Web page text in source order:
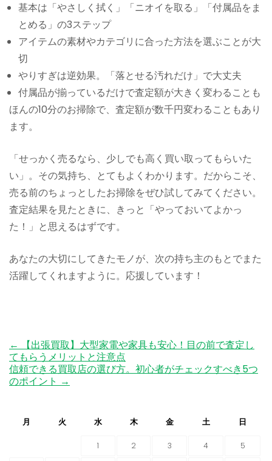
基本は「やさしく拭く」「ニオイを取る」「付属品をま
とめる」の3ステップ
アイテムの素材やカテゴリに合った方法を選ぶことが大
切
やりすぎは逆効果。「落とせる汚れだけ」で大丈夫
付属品が揃っているだけで査定額が大きく変わることも
ほんの10分のお掃除で、査定額が数千円変わることもあり
ます。
「せっかく売るなら、少しでも高く買い取ってもらいた
い」。その気持ち、とてもよくわかります。だからこそ、
売る前のちょっとしたお掃除をぜひ試してみてください。
査定結果を見たときに、きっと「やっておいてよかっ
た！」と思えるはずです。
あなたの大切にしてきたモノが、次の持ち主のもとでまた
活躍してくれますように。応援しています！
Post
navigation
←
【出張買取】大型家電や家具も安心！目の前で査定し
てもらうメリットと注意点
信頼できる買取店の選び方。初心者がチェックすべき5つ
のポイント →
月 火 水 木 金 土 日
1 2 3 4 5